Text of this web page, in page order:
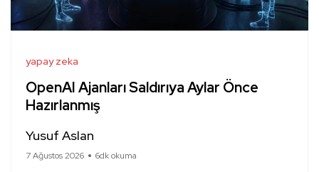
yapay zeka
OpenAI Ajanları Saldırıya Aylar Önce
Hazırlanmış
Yusuf Aslan
7 Ağustos 2026 6dk okuma